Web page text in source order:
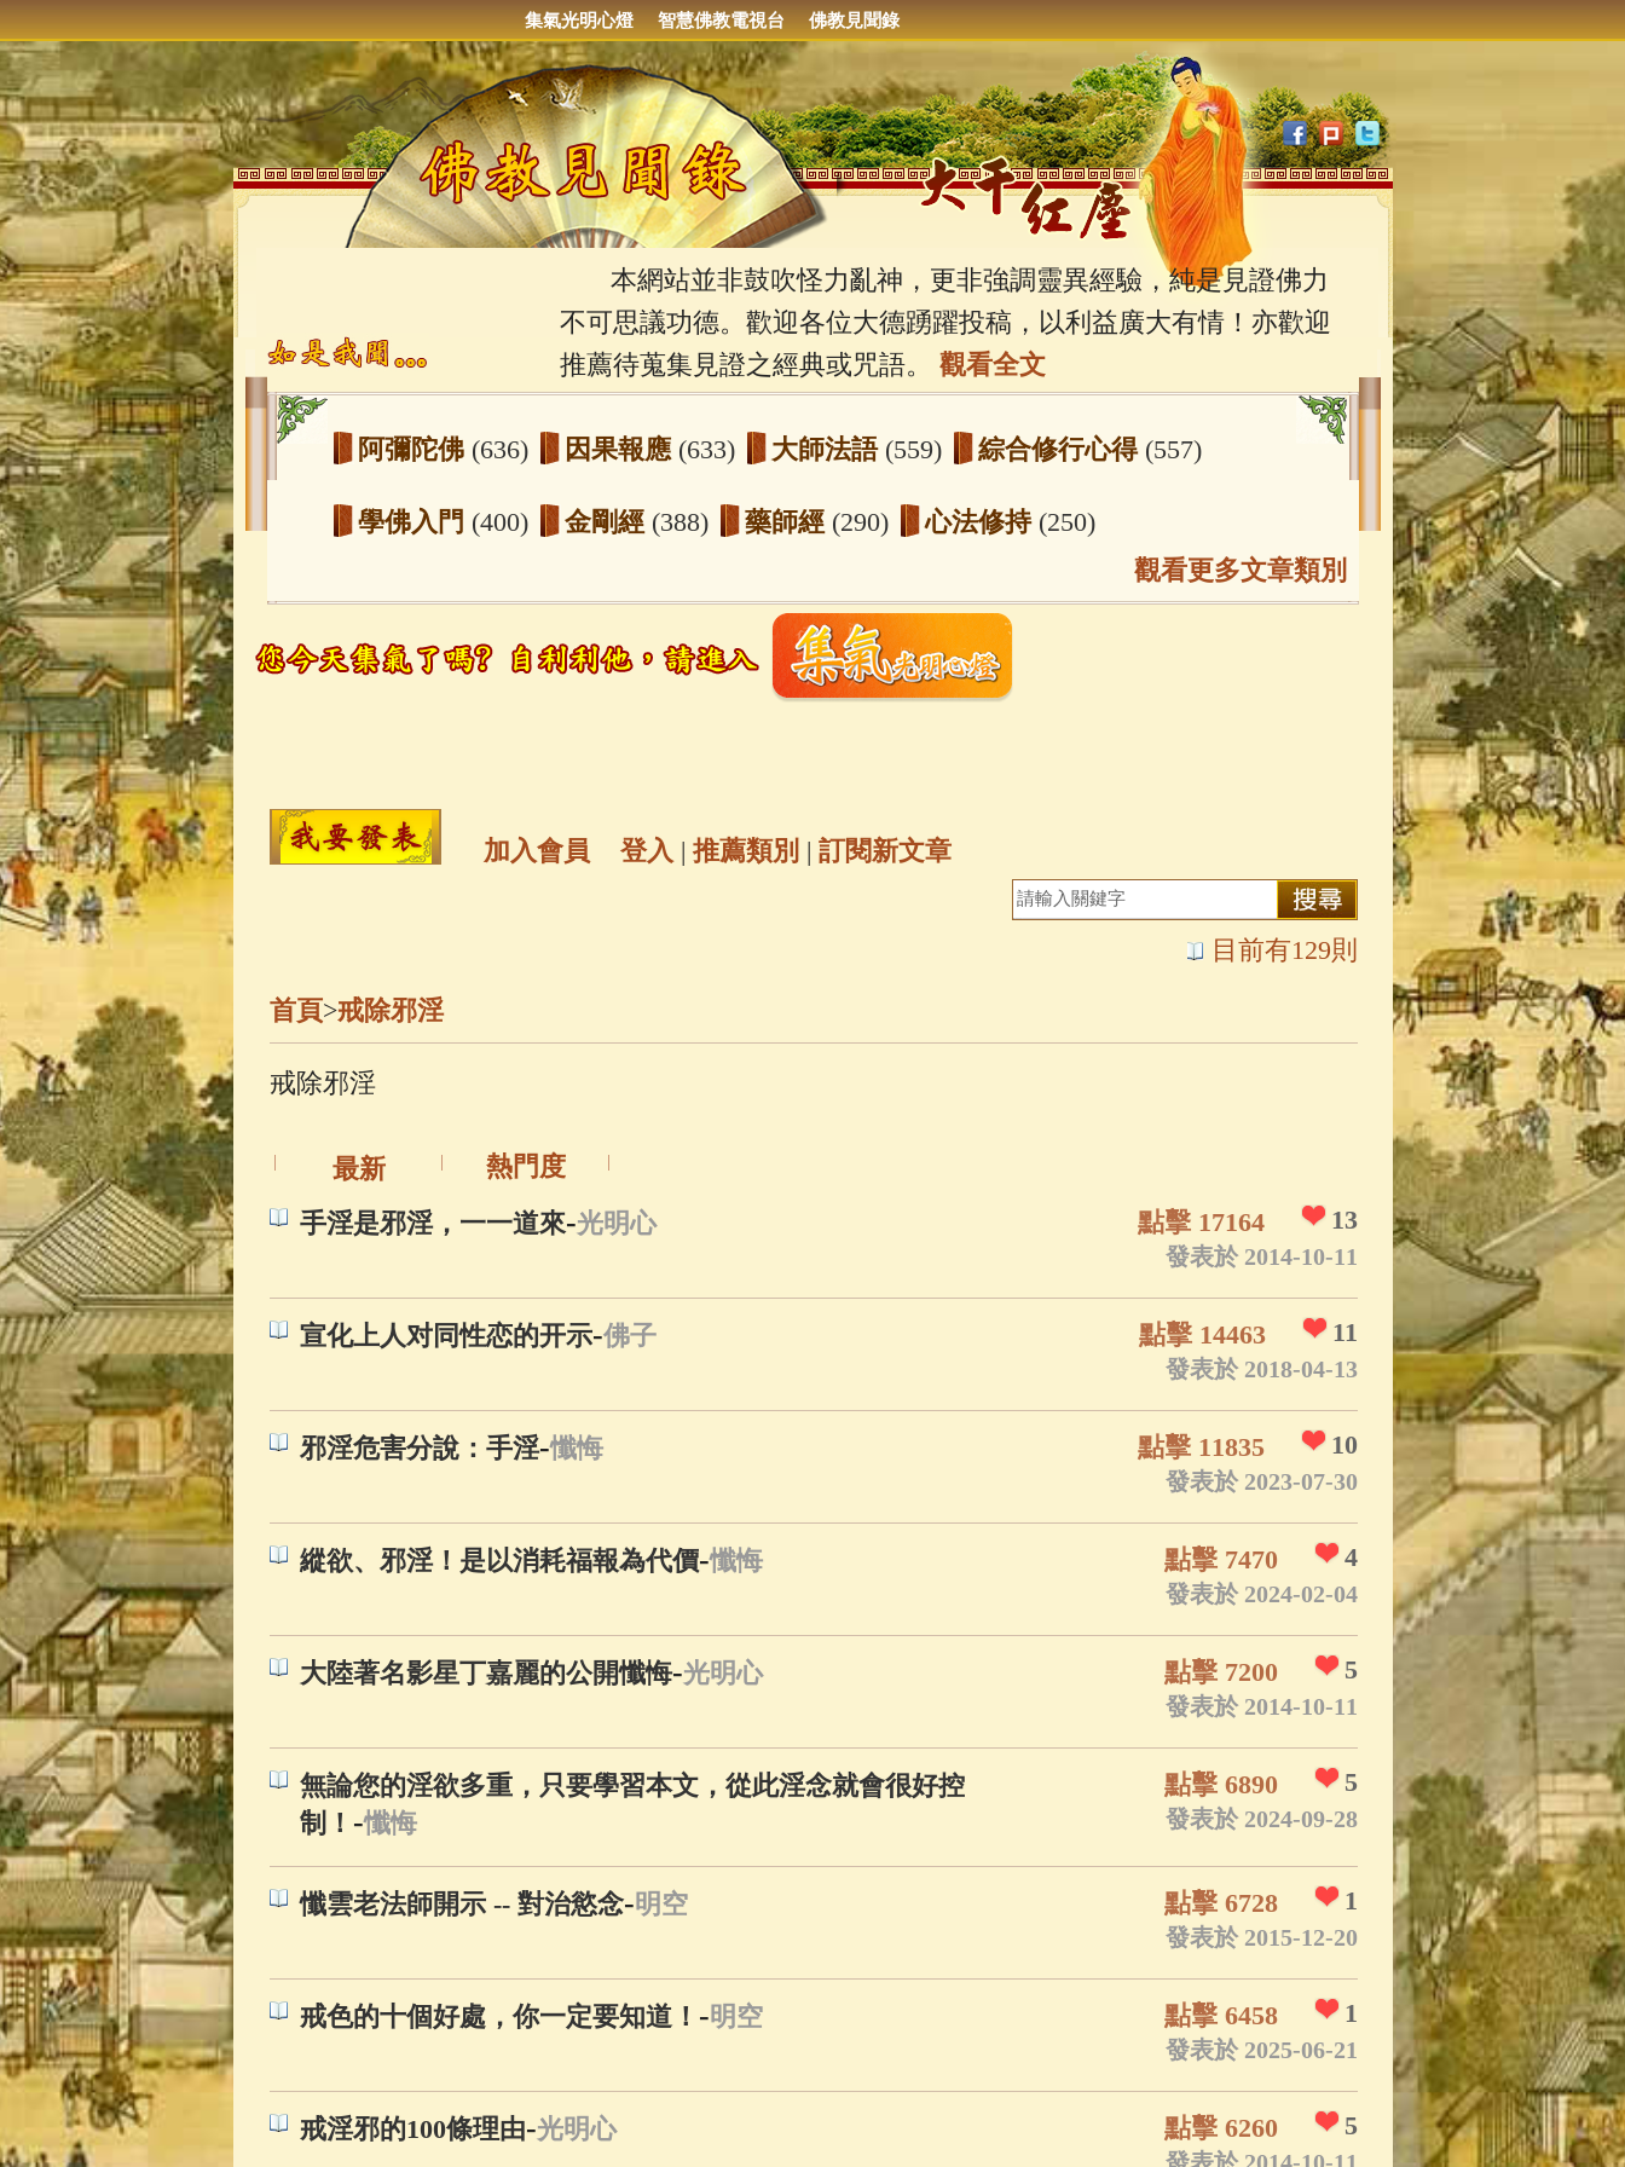
集氣光明心燈 智慧佛教電視台 佛教見聞錄
本網站並非鼓吹怪力亂神，更非強調靈異經驗，純是見證佛力
不可思議功德。歡迎各位大德踴躍投稿，以利益廣大有情！亦歡迎
推薦待蒐集見證之經典或咒語。 觀看全文
阿彌陀佛 (636) 因果報應 (633) 大師法語 (559) 綜合修行心得 (557)
學佛入門 (400) 金剛經 (388) 藥師經 (290) 心法修持 (250)
玉曆寶鈔(236) 地藏經(225) 臨終助念(190) 文殊菩薩(165)
觀世音菩薩 (147) 聖救度佛母(綠度母)(144) 動物念佛往生
金山活佛
六字大明咒(81) 大悲咒(72)
善財童子五十三參
佛典故事
觀看更多文章類別
加入會員 登入 | 推薦類別 | 訂閱新文章
目前有129則
首頁>戒除邪淫
戒除邪淫
最新
熱門度
手淫是邪淫，一一道來-光明心 13
點擊 17164
發表於 2014-10-11
宣化上人对同性恋的开示-佛子 11
點擊 14463
發表於 2018-04-13
邪淫危害分說：手淫-懺悔 10
點擊 11835
發表於 2023-07-30
縱欲、邪淫！是以消耗福報為代價-懺悔 4
點擊 7470
發表於 2024-02-04
大陸著名影星丁嘉麗的公開懺悔-光明心 5
點擊 7200
發表於 2014-10-11
無論您的淫欲多重，只要學習本文，從此淫念就會很好控
制！ -懺悔
5
點擊 6890
發表於 2024-09-28
懺雲老法師開示 -- 對治慾念-明空 1
點擊 6728
發表於 2015-12-20
戒色的十個好處，你一定要知道！ -明空 1
點擊 6458
發表於 2025-06-21
戒淫邪的100條理由-光明心 5
點擊 6260